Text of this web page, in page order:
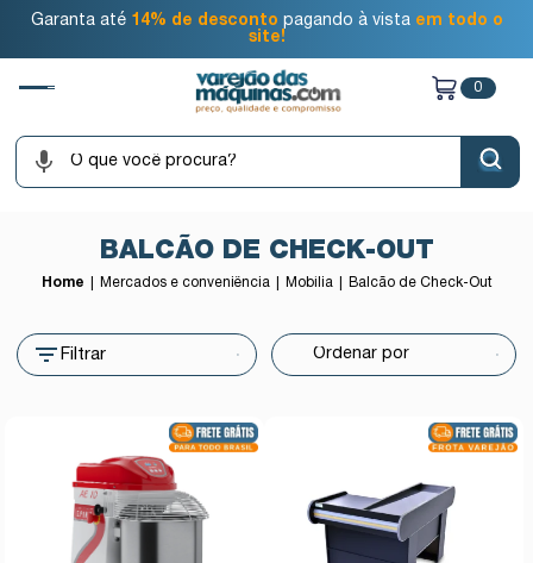
Garanta até 14% de desconto pagando à vista em todo o
site!
0
BALCÃO DE CHECK-OUT
Home Mercados e conveniência Mobília Balcão de Check-Out
Filtrar